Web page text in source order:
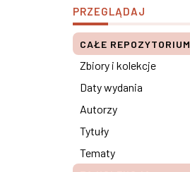
PRZEGLĄDAJ
CAŁE REPOZYTORIUM
Zbiory i kolekcje
Daty wydania
Autorzy
Tytuły
Tematy